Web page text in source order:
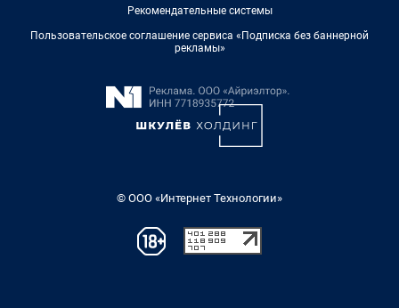
Рекомендательные системы
Пользовательское соглашение сервиса «Подписка без баннерной
рекламы»
© ООО «Интернет Технологии»